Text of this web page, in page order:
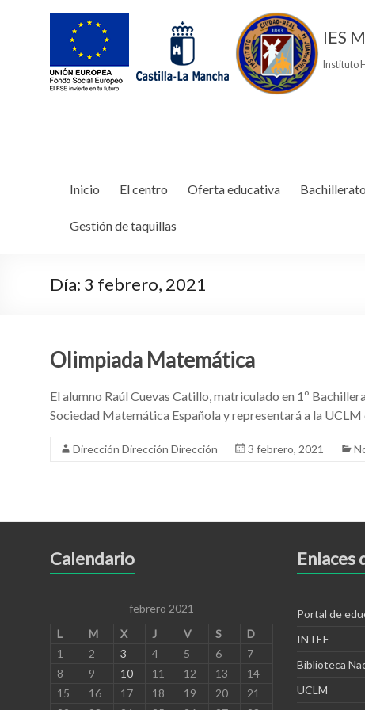
IES
Instituto
Inicio El centro Oferta educativa
Gestión de taquillas
Día: 3 febrero, 2021
Olimpiada Matemática
El alumno Raúl Cuevas Catillo, matriculado en 1º
Sociedad Matemática Española y representará a la UCLM
Dirección Dirección Dirección 3 febrero, 2021
Calendario
febrero 2021
L
M X J V S
D
1
2 3 4 5 6
7
8
9 10 11 12 13
14
15
16 17 18 19 20
21
Enlaces
Portal de
INTEF
Biblioteca
UCLM